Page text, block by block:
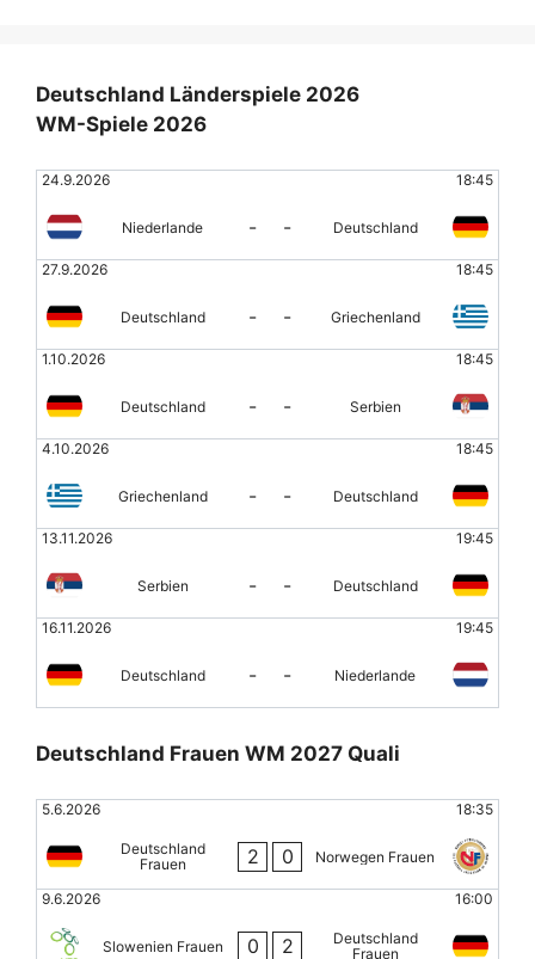
Deutschland Länderspiele 2026
WM-Spiele 2026
24.9.2026 18:45
Niederlande - - Deutschland
27.9.2026 18:45
Deutschland - - Griechenland
1.10.2026 18:45
Deutschland - - Serbien
4.10.2026 18:45
Griechenland - - Deutschland
13.11.2026 19:45
Serbien - - Deutschland
16.11.2026 19:45
Deutschland - - Niederlande
Deutschland Frauen WM 2027 Quali
5.6.2026 18:35
Deutschland
Frauen
2 0 Norwegen Frauen
9.6.2026 16:00
Slowenien Frauen 0 2
Deutschland
Frauen